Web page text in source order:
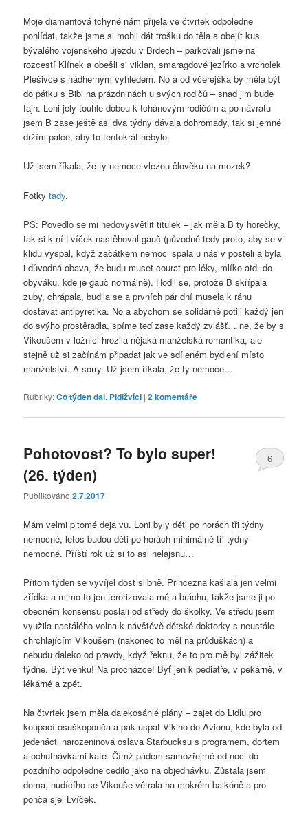
Moje diamantová tchyně nám přijela ve čtvrtek odpoledne
pohlídat, takže jsme si mohli dát trošku do těla a obejít kus
bývalého vojenského újezdu v Brdech – parkovali jsme na
rozcestí Klínek a obešli si viklan, smaragdové jezírko a vrcholek
Plešivce s nádherným výhledem. No a od včerejška by měla být
do pátku s Bibi na prázdninách u svých rodičů – snad jim bude
fajn. Loni jely touhle dobou k tchánovým rodičům a po návratu
jsem B zase ještě asi dva týdny dávala dohromady, tak si jemně
držím palce, aby to tentokrát nebylo.
Už jsem říkala, že ty nemoce vlezou člověku na mozek?
Fotkytady.
PS: Povedlo se mi nedovysvětlit titulek – jak měla B ty horečky,
tak si k ní Lvíček nastěhoval gauč (původně tedy proto, aby se v
klidu vyspal, když začátkem nemoci spala u nás v posteli a byla
i důvodná obava, že budu muset courat pro léky, mlíko atd. do
obýváku, kde je gauč normálně). Hodil se, protože B skřípala
zuby, chrápala, budila se a prvních pár dní musela k ránu
dostávat antipyretika. No a abychom se solidárně potili každý jen
do svýho prostěradla, spíme teď zase každý zvlášť… ne, že by s
Vikoušem v ložnici hrozila nějaká manželská romantika, ale
stejně už si začínám připadat jak ve sdíleném bydlení místo
manželství. A sorry. Už jsem říkala, že ty nemoce…
Rubriky:Co týden dal, Pidižvíci |2komentáře
Pohotovost? To bylo super!
(26. týden)
Publikováno2.7.2017
6
Mám velmi pitomé deja vu. Loni byly děti po horách tři týdny
nemocné, letos budou děti po horách minimálně tři týdny
nemocné. Příští rok už si to asi nelajsnu…
Přitom týden se vyvíjel dost slibně. Princezna kašlala jen velmi
zřídka a mimo to jen terorizovala mě a bráchu, takže jsme ji po
obecném konsensu poslali od středy do školky. Ve středu jsem
využila nastálého volna k návštěvě dětské doktorky s neustále
chrchlajícím Vikoušem (nakonec to měl na průduškách) a
nebudu daleko od pravdy, když řeknu, že to pro mě byl zážitek
týdne. Být venku! Na procházce! Byť jen k pediatře, v pekárně, v
lékárně a zpět.
Na čtvrtek jsem měla dalekosáhlé plány – zajet do Lidlu pro
koupací osuškoponča a pak uspat Vikiho do Avionu, kde byla od
jedenácti narozeninová oslava Starbucksu s programem, dortem
a ochutnávkami kafe. Čímž pádem samozřejmě od noci do
pozdního odpoledne cedilo jako na objednávku. Zůstala jsem
doma, nudícího se Vikouše větrala na mokrém balkóně a pro
ponča sjel Lvíček.